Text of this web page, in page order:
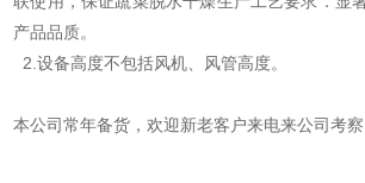
产品品质。
2.设备高度不包括风机、风管高度。
本公司常年备货，欢迎新老客户来电来公司考